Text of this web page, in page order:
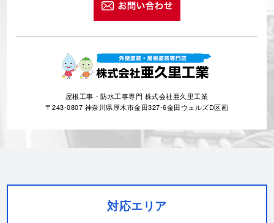
屋根工事・防水工事専門 株式会社亜久里工業
〒243-0807 神奈川県厚木市金田327-6金田ウェルズD区画
対応エリア